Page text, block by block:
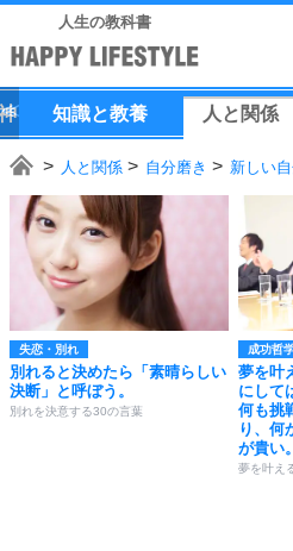
人生の教科書
知識と教養 人 と 関係
人と関係 自分磨き 新しい
失恋・別れ
別れると決めたら「素晴らしい
決断」と呼ぼう。
別れを決意する30の言葉
成功哲
夢を叶
にして
何も挑
り、何
が貴い。
夢を叶え